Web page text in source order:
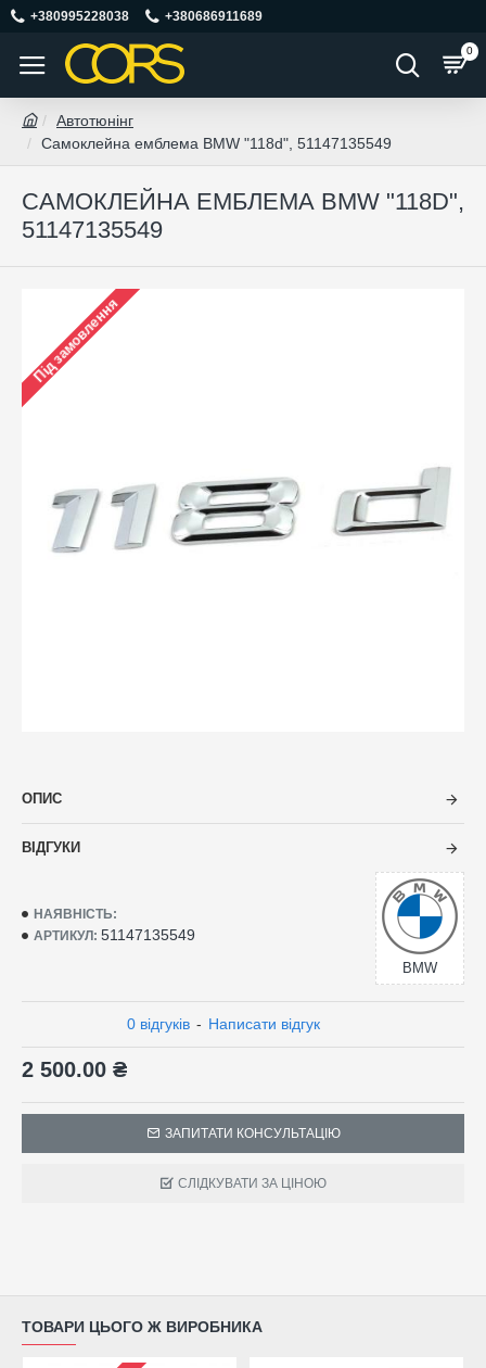
+380995228038 +380686911689
0
Автотюнінг
Самоклейна емблема BMW "118d", 51147135549
САМОКЛЕЙНА ЕМБЛЕМА BMW "118D",
51147135549
Під замовлення
ОПИС
ВІДГУКИ
НАЯВНІСТЬ:
АРТИКУЛ: 51147135549
BMW
0 відгуків - Написати відгук
2 500.00 ₴
ЗАПИТАТИ КОНСУЛЬТАЦІЮ
СЛІДКУВАТИ ЗА ЦІНОЮ
ТОВАРИ ЦЬОГО Ж ВИРОБНИКА